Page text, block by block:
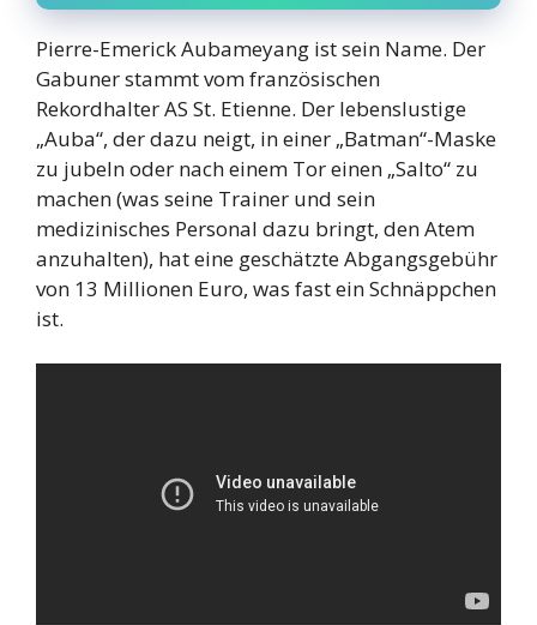
Pierre-Emerick Aubameyang ist sein Name. Der
Gabuner stammt vom französischen
Rekordhalter AS St. Etienne. Der lebenslustige
„Auba“, der dazu neigt, in einer „Batman“-Maske
zu jubeln oder nach einem Tor einen „Salto“ zu
machen (was seine Trainer und sein
medizinisches Personal dazu bringt, den Atem
anzuhalten), hat eine geschätzte Abgangsgebühr
von 13 Millionen Euro, was fast ein Schnäppchen
ist.